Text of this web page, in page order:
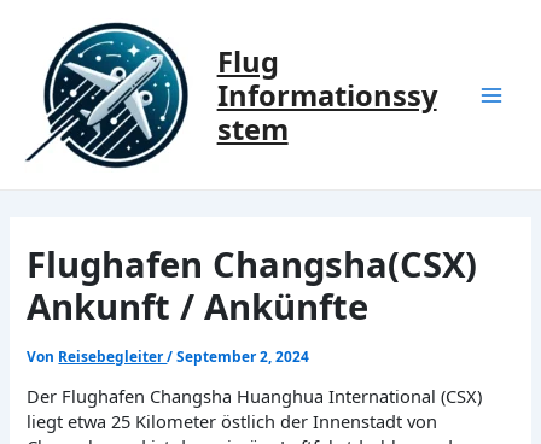
springen
Flug
Informationssy
stem
Flughafen Changsha(CSX)
Ankunft / Ankünfte
Von Reisebegleiter/September 2, 2024
Der Flughafen Changsha Huanghua International (CSX)
liegt etwa 25 Kilometer östlich der Innenstadt von